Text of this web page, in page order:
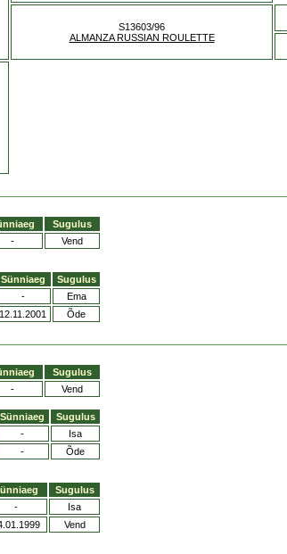
S13603/96
ALMANZA RUSSIAN ROULETTE
Sugulus
-
Vend
Sünniaeg
Sugulus
-
Ema
12.11.2001 Õde
Sugulus
- Vend
Sünniaeg
Sugulus
-
Isa
-
Õde
Sugulus
-
Isa
Vend